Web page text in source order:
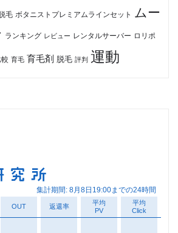
毛 ボタニストプレミアムラインセット ムー
ランキング レビュー レンタルサーバー ロリポ
育毛 育毛剤 脱毛 評判 運動